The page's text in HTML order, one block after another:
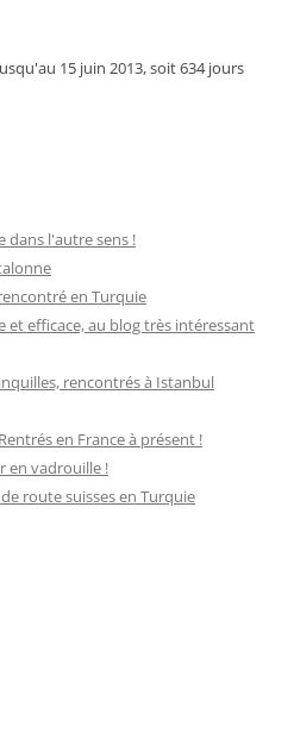
15 juin 2013, soit 634 jours
dans l'autre sens !
en Turquie
et efficace, au blog très intéressant
rencontrés à Istanbul
en France à présent !
en vadrouille !
route suisses en Turquie